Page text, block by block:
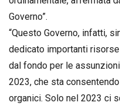
Governo”.
“Questo Governo, infatti,
dedicato importanti
dal fondo per le
2023, che sta
organici. Solo nel 2023 ci